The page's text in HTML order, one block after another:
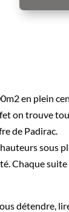
en plein
on trouve
de Padirac.
sous
Chaque
détendre,